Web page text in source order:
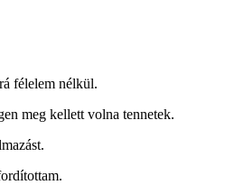
félelem nélkül.
meg kellett volna tennetek.